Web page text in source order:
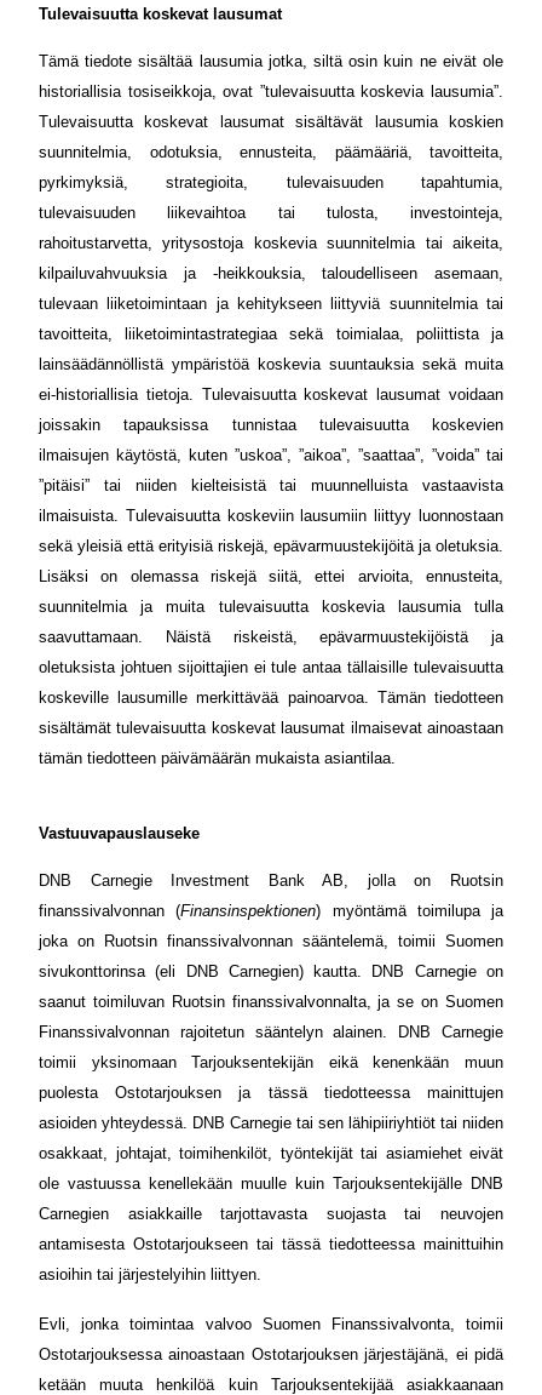
Tulevaisuutta koskevat lausumat
Tämä tiedote sisältää lausumia jotka, siltä osin kuin ne eivät ole
historiallisia tosiseikkoja, ovat ”tulevaisuutta koskevia lausumia”.
Tulevaisuutta koskevat lausumat sisältävät lausumia koskien
suunnitelmia, odotuksia, ennusteita, päämääriä, tavoitteita,
pyrkimyksiä, strategioita, tulevaisuuden tapahtumia,
tulevaisuuden liikevaihtoa tai tulosta, investointeja,
rahoitustarvetta, yritysostoja koskevia suunnitelmia tai aikeita,
kilpailuvahvuuksia ja -heikkouksia, taloudelliseen asemaan,
tulevaan liiketoimintaan ja kehitykseen liittyviä suunnitelmia tai
tavoitteita, liiketoimintastrategiaa sekä toimialaa, poliittista ja
lainsäädännöllistä ympäristöä koskevia suuntauksia sekä muita
ei-historiallisia tietoja. Tulevaisuutta koskevat lausumat voidaan
joissakin tapauksissa tunnistaa tulevaisuutta koskevien
ilmaisujen käytöstä, kuten ”uskoa”, ”aikoa”, ”saattaa”, ”voida” tai
”pitäisi” tai niiden kielteisistä tai muunnelluista vastaavista
ilmaisuista. Tulevaisuutta koskeviin lausumiin liittyy luonnostaan
sekä yleisiä että erityisiä riskejä, epävarmuustekijöitä ja oletuksia.
Lisäksi on olemassa riskejä siitä, ettei arvioita, ennusteita,
suunnitelmia ja muita tulevaisuutta koskevia lausumia tulla
saavuttamaan. Näistä riskeistä, epävarmuustekijöistä ja
oletuksista johtuen sijoittajien ei tule antaa tällaisille tulevaisuutta
koskeville lausumille merkittävää painoarvoa. Tämän tiedotteen
sisältämät tulevaisuutta koskevat lausumat ilmaisevat ainoastaan
tämän tiedotteen päivämäärän mukaista asiantilaa.
Vastuuvapauslauseke
DNB Carnegie Investment Bank AB, jolla on Ruotsin
finanssivalvonnan (Finansinspektionen) myöntämä toimilupa ja
joka on Ruotsin finanssivalvonnan sääntelemä, toimii Suomen
sivukonttorinsa (eli DNB Carnegien) kautta. DNB Carnegie on
saanut toimiluvan Ruotsin finanssivalvonnalta, ja se on Suomen
Finanssivalvonnan rajoitetun sääntelyn alainen. DNB Carnegie
toimii yksinomaan Tarjouksentekijän eikä kenenkään muun
puolesta Ostotarjouksen ja tässä tiedotteessa mainittujen
asioiden yhteydessä. DNB Carnegie tai sen lähipiiriyhtiöt tai niiden
osakkaat, johtajat, toimihenkilöt, työntekijät tai asiamiehet eivät
ole vastuussa kenellekään muulle kuin Tarjouksentekijälle DNB
Carnegien asiakkaille tarjottavasta suojasta tai neuvojen
antamisesta Ostotarjoukseen tai tässä tiedotteessa mainittuihin
asioihin tai järjestelyihin liittyen.
Evli, jonka toimintaa valvoo Suomen Finanssivalvonta, toimii
Ostotarjouksessa ainoastaan Ostotarjouksen järjestäjänä, ei pidä
ketään muuta henkilöä kuin Tarjouksentekijää asiakkaanaan